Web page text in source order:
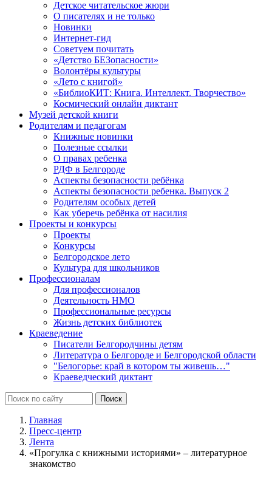
Детское читательское жюри
О писателях и не только
Новинки
Интернет-гид
Советуем почитать
«Детство БЕЗопасности»
Волонтёры культуры
«Лето с книгой»
«БиблиоКИТ: Книга. Интеллект. Творчество»
Космический онлайн диктант
Музей детской книги
Родителям и педагогам
Книжные новинки
Полезные ссылки
О правах ребенка
РДФ в Белгороде
Аспекты безопасности ребёнка
Аспекты безопасности ребенка. Выпуск 2
Родителям особых детей
Как уберечь ребёнка от насилия
Проекты и конкурсы
Проекты
Конкурсы
Белгородское лето
Культура для школьников
Профессионалам
Для профессионалов
Деятельность НМО
Профессиональные ресурсы
Жизнь детских библиотек
Краеведение
Писатели Белгородчины детям
Литература о Белгороде и Белгородской области
"Белогорье: край в котором ты живешь…"
Краеведческий диктант
Главная
Пресс-центр
Лента
«Прогулка с книжными историями» – литературное
знакомство